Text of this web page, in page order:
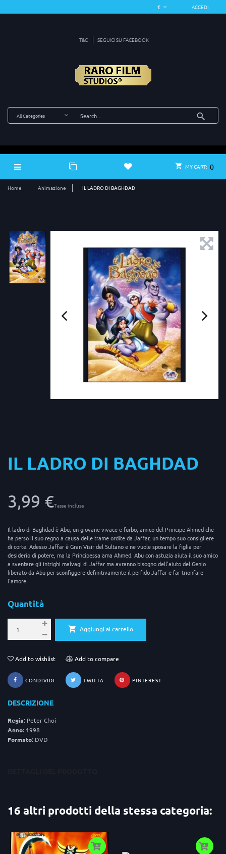
ACCEDI
T&C SEGUICI SU FACEBOOK
MY CART: 0
Home Animazione IL LADRO DI BAGHDAD
IL LADRO DI BAGHDAD
3,99 €Tasse incluse
Il ladro di Baghdad è Abu, un giovane vivace e furbo, amico del Principe Ahmed che
ha perso il suo regno a causa delle trame ordite da Jaffar, un tempo suo consigliere
di corte. Adesso Jaffar è Gran Visir del Sultano e ne vuole sposare la figlia per
desiderio di potere, ma la Principessa ama Ahmed. Abu con astuzia aiuta il suo amico
a sventare gli intrighi malvagi di Jaffar ma avranno bisogno dell'aiuto del Genio
liberato da Abu per sconfiggere definitivamente il perfido Jaffar e far trionfare
l'amore.
Quantità
Aggiungi al carrello
Add to wishlist Add to compare
CONDIVIDI TWITTA PINTEREST
DESCRIZIONE
Regia: Peter Choi
Anno: 1998
Formato: DVD
16 altri prodotti della stessa categoria: